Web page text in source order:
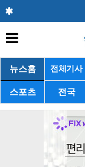
뉴스홈 전체기사
스포츠 전국